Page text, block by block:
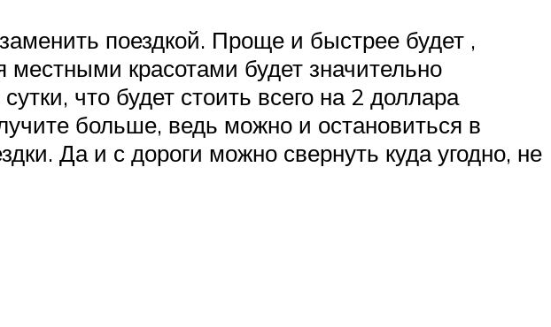
поездкой. Проще и быстрее будет ,
красотами будет значительно
что будет стоить всего на 2 доллара
больше, ведь можно и остановиться в
Да и с дороги можно свернуть куда угодно, не